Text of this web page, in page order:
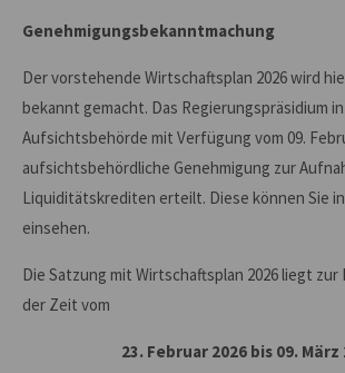
Genehmigungsbekanntmachung
Der vorstehende Wirtschaftsplan 2026 wird
bekannt gemacht. Das Regierungspräsidium
Aufsichtsbehörde mit Verfügung vom 09.
aufsichtsbehördliche Genehmigung zur
Liquiditätskrediten erteilt. Diese können Sie
einsehen.
Die Satzung mit Wirtschaftsplan 2026 liegt zur
der Zeit vom
23. Februar 2026 bis 09. März